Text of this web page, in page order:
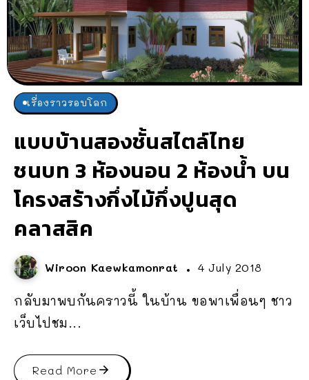
เรื่องราวรอบโลก
แบบบ้านสองชั้นสไตล์ไทย
ชนบท 3 ห้องนอน 2 ห้องน้ำ บน
โครงสร้างกึ่งไม้กึ่งปูนสุด
คลาสสิค
Wiroon Kaewkamonrat 4 July 2018
กลับมาพบกันคราวนี้ ในบ้าน ขอพาเพื่อนๆ ชาว
เว็บไปชม...
Read More